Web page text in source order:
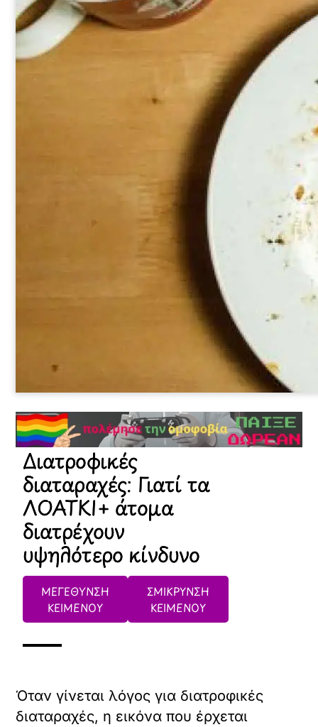
Διατροφικές
διαταραχές: Γιατί τα
ΛΟΑΤΚΙ+ άτομα
διατρέχουν
υψηλότερο κίνδυνο
ΜΕΓΕΘΥΝΣΗ
ΚΕΙΜΕΝΟΥ
ΣΜΙΚΡΥΝΣΗ
ΚΕΙΜΕΝΟΥ
Όταν γίνεται λόγος για διατροφικές
διαταραχές, η εικόνα που έρχεται